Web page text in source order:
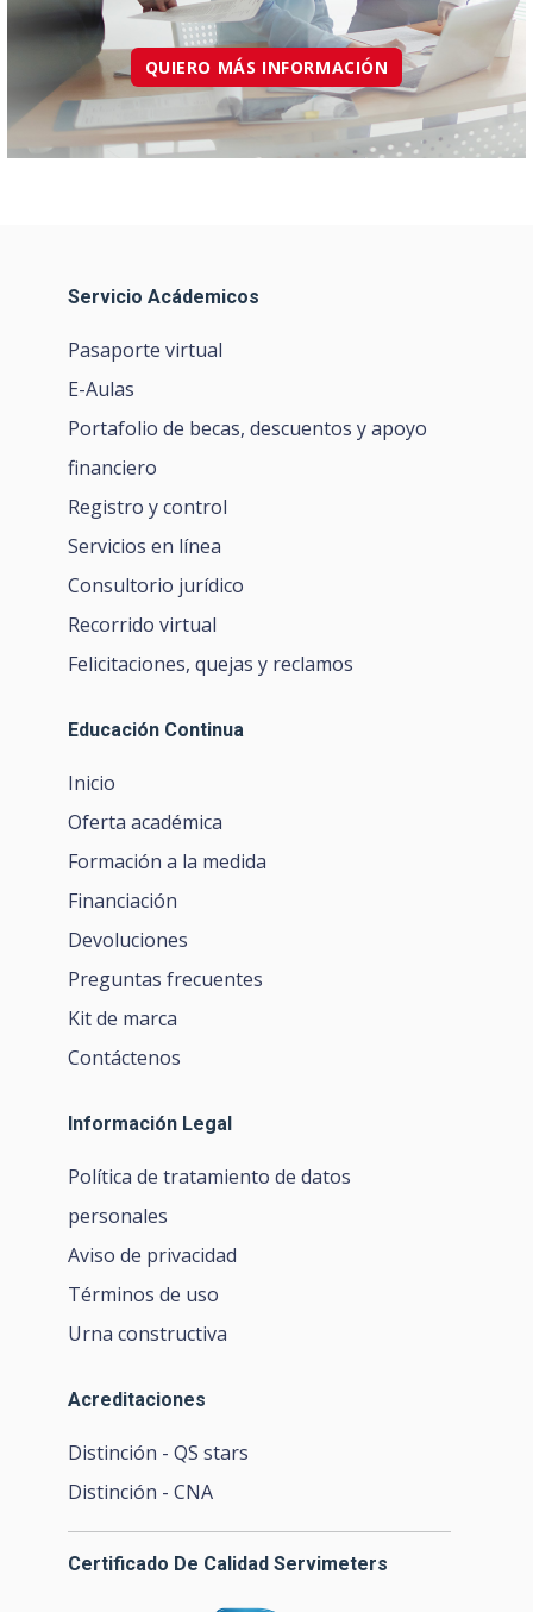
QUIERO MÁS INFORMACIÓN
Servicio Acádemicos
Pasaporte virtual
E-Aulas
Portafolio de becas, descuentos y apoyo
financiero
Registro y control
Servicios en línea
Consultorio jurídico
Recorrido virtual
Felicitaciones, quejas y reclamos
Educación Continua
Inicio
Oferta académica
Formación a la medida
Financiación
Devoluciones
Preguntas frecuentes
Kit de marca
Contáctenos
Información Legal
Política de tratamiento de datos
personales
Aviso de privacidad
Términos de uso
Urna constructiva
Acreditaciones
Distinción - QS stars
Distinción - CNA
Certificado De Calidad Servimeters